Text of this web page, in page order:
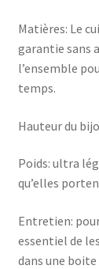
Matières: Le
garantie sans
l’ensemble
temps.
Hauteur du
Poids: ultra
qu’elles
Entretien:
essentiel de
dans une